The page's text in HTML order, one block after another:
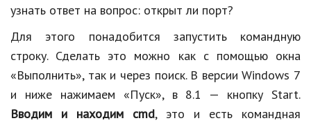
узнать ответ на вопрос: открыт ли порт?
Для этого понадобится запустить командную
строку. Сделать это можно как с помощью окна
«Выполнить», так и через поиск. В версии Windows 7
и ниже нажимаем «Пуск», в 8.1 — кнопку Start.
Вводим и находим cmd, это и есть командная